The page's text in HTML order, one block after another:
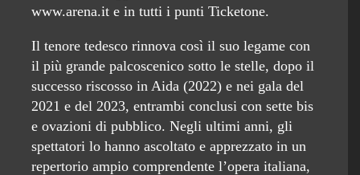
www.arena.it e in tutti i punti Ticketone.
Il tenore tedesco rinnova così il suo legame con
il più grande palcoscenico sotto le stelle, dopo il
successo riscosso in Aida (2022) e nei gala del
2021 e del 2023, entrambi conclusi con sette bis
e ovazioni di pubblico. Negli ultimi anni, gli
spettatori lo hanno ascoltato e apprezzato in un
repertorio ampio comprendente l’opera italiana,